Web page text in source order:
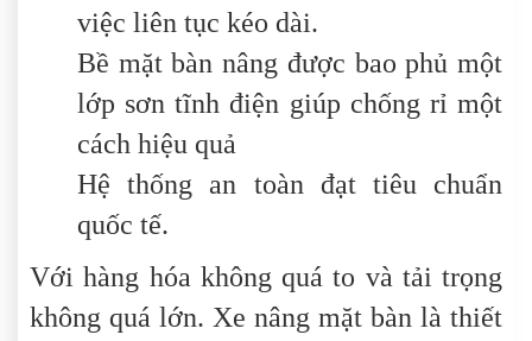
việc liên tục kéo dài.
Bề mặt bàn nâng được bao phủ một
lớp sơn tĩnh điện giúp chống rỉ một
cách hiệu quả
Hệ thống an toàn đạt tiêu chuẩn
quốc tế.
Với hàng hóa không quá to và tải trọng
không quá lớn. Xe nâng mặt bàn là thiết